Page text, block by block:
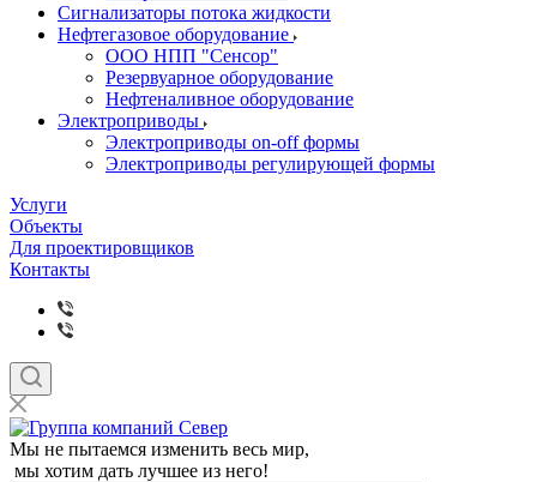
Сигнализаторы потока жидкости
Нефтегазовое оборудование
ООО НПП "Сенсор"
Резервуарное оборудование
Нефтеналивное оборудование
Электроприводы
Электроприводы on-off формы
Электроприводы регулирующей формы
Услуги
Объекты
Для проектировщиков
Контакты
Мы не пытаемся изменить весь мир,
мы хотим дать лучшее из него!